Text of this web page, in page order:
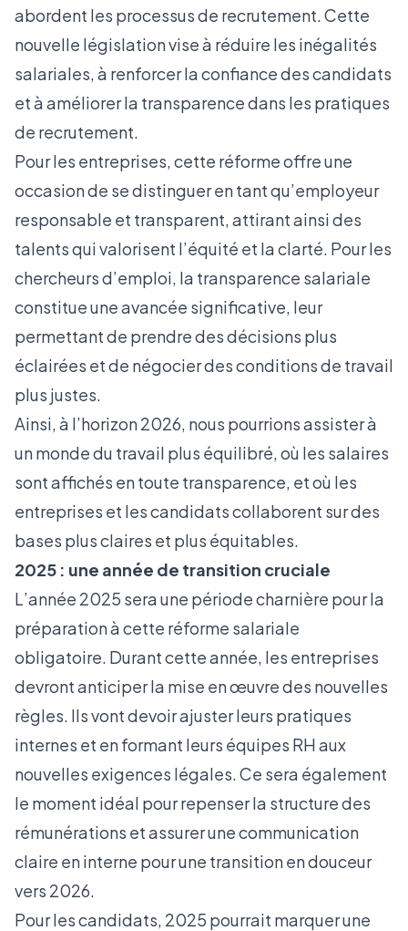
abordent les processus de recrutement. Cette
nouvelle législation vise à réduire les inégalités
salariales, à renforcer la confiance des candidats
et à améliorer la transparence dans les pratiques
de recrutement.
Pour les entreprises, cette réforme offre une
occasion de se distinguer en tant qu’employeur
responsable et transparent, attirant ainsi des
talents qui valorisent l’équité et la clarté. Pour les
chercheurs d’emploi, la transparence salariale
constitue une avancée significative, leur
permettant de prendre des décisions plus
éclairées et de négocier des conditions de travail
plus justes.
Ainsi, à l’horizon 2026, nous pourrions assister à
un monde du travail plus équilibré, où les salaires
sont affichés en toute transparence, et où les
entreprises et les candidats collaborent sur des
bases plus claires et plus équitables.
2025 : une année de transition cruciale
L’année 2025 sera une période charnière pour la
préparation à cette réforme salariale
obligatoire. Durant cette année, les entreprises
devront anticiper la mise en œuvre des nouvelles
règles. Ils vont devoir ajuster leurs pratiques
internes et en formant leurs équipes RH aux
nouvelles exigences légales. Ce sera également
le moment idéal pour repenser la structure des
rémunérations et assurer une communication
claire en interne pour une transition en douceur
vers 2026.
Pour les candidats, 2025 pourrait marquer une